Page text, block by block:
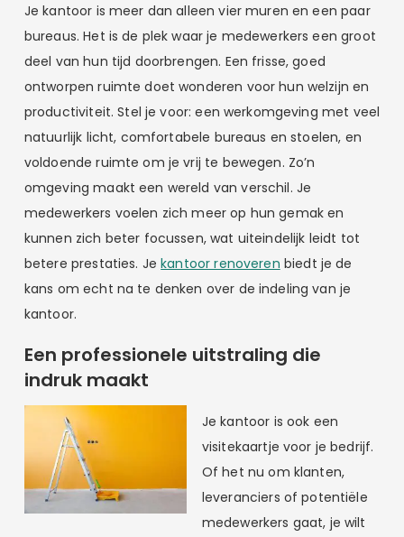
Je kantoor is meer dan alleen vier muren en een paar
bureaus. Het is de plek waar je medewerkers een groot
deel van hun tijd doorbrengen. Een frisse, goed
ontworpen ruimte doet wonderen voor hun welzijn en
productiviteit. Stel je voor: een werkomgeving met veel
natuurlijk licht, comfortabele bureaus en stoelen, en
voldoende ruimte om je vrij te bewegen. Zo’n
omgeving maakt een wereld van verschil. Je
medewerkers voelen zich meer op hun gemak en
kunnen zich beter focussen, wat uiteindelijk leidt tot
betere prestaties. Jekantoor renoveren biedt je de
kans om echt na te denken over de indeling van je
kantoor.
Een professionele uitstraling die
indruk maakt
Je kantoor is ook een
visitekaartje voor je bedrijf.
Of het nu om klanten,
leveranciers of potentiële
medewerkers gaat, je wilt